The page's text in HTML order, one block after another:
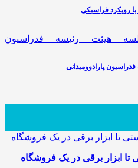
رویکرد فراسبکی
پارادوومیدانی
تا ابزار برقی در یک فروشگاه